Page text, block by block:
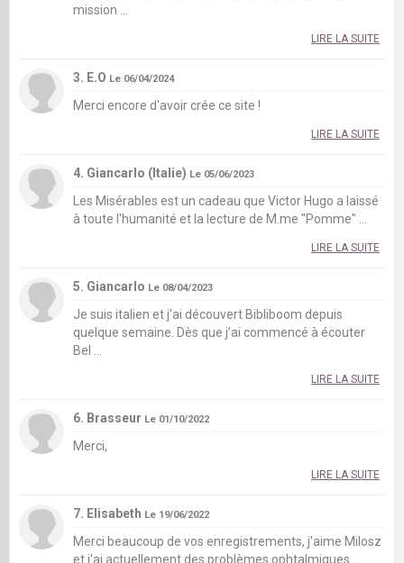
mission ...
LIRE LA SUITE
3. E.O Le 06/04/2024
Merci encore d'avoir crée ce site !
LIRE LA SUITE
4. Giancarlo (Italie) Le 05/06/2023
Les Misérables est un cadeau que Victor Hugo a laissé
à toute l'humanité et la lecture de M.me "Pomme" ...
LIRE LA SUITE
5. Giancarlo Le 08/04/2023
Je suis italien et j’ai découvert Bibliboom depuis
quelque semaine. Dès que j’ai commencé à écouter
Bel ...
LIRE LA SUITE
6. Brasseur Le 01/10/2022
Merci,
LIRE LA SUITE
7. Elisabeth Le 19/06/2022
Merci beaucoup de vos enregistrements, j'aime Milosz
et j'ai actuellement des problèmes ophtalmiques ...